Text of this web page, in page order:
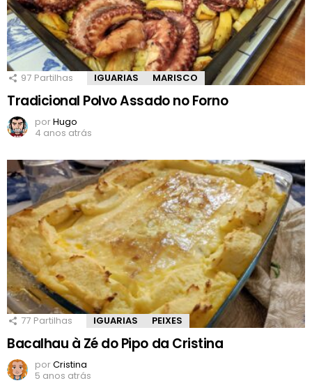
97 Partilhas IGUARIAS MARISCO
Tradicional Polvo Assado no Forno
porHugo
4 anos atrás
77 Partilhas IGUARIAS PEIXES
Bacalhau à Zé do Pipo da Cristina
porCristina
5 anos atrás